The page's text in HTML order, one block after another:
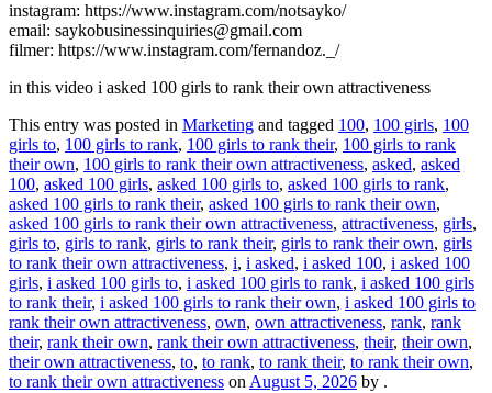
instagram: https://www.instagram.com/notsayko/
email: saykobusinessinquiries@gmail.com
filmer: https://www.instagram.com/fernandoz._/
in this video i asked 100 girls to rank their own attractiveness
This entry was posted in Marketing and tagged 100, 100 girls, 100
girls to, 100 girls to rank, 100 girls to rank their, 100 girls to rank
their own, 100 girls to rank their own attractiveness, asked, asked
100, asked 100 girls, asked 100 girls to, asked 100 girls to rank,
asked 100 girls to rank their, asked 100 girls to rank their own,
asked 100 girls to rank their own attractiveness, attractiveness, girls,
girls to, girls to rank, girls to rank their, girls to rank their own, girls
to rank their own attractiveness, i, i asked, i asked 100, i asked 100
girls, i asked 100 girls to, i asked 100 girls to rank, i asked 100 girls
to rank their, i asked 100 girls to rank their own, i asked 100 girls to
rank their own attractiveness, own, own attractiveness, rank, rank
their, rank their own, rank their own attractiveness, their, their own,
their own attractiveness, to, to rank, to rank their, to rank their own,
to rank their own attractiveness on August 5, 2026 by .